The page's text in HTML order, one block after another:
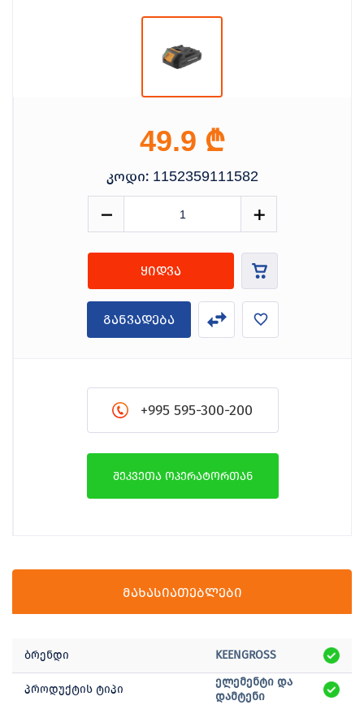
49.9 ₾
კოდი: 1152359111582
ყიდვა
განვადება
+995 595-300-200
შეკვეთა ოპერატორთან
მახასიათებლები
ბრენდი KEENGROSS
პროდუქტის ტიპი
ელემენტი და
დამტენი